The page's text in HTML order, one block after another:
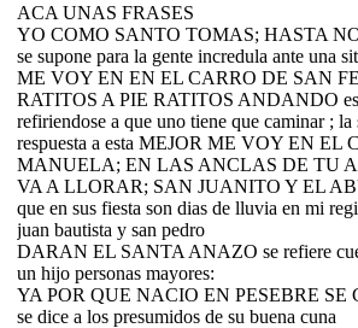
ACA UNAS FRASES
YO COMO SANTO TOMAS; HASTA
se supone para la gente incredula ante una
ME VOY EN EN EL CARRO DE SAN
RATITOS A PIE RATITOS ANDANDO es
refiriendose a que uno tiene que caminar ; la
respuesta a esta MEJOR ME VOY EN EL
MANUELA; EN LAS ANCLAS DE TU
VA A LLORAR; SAN JUANITO Y EL
que en sus fiesta son dias de lluvia en mi
juan bautista y san pedro
DARAN EL SANTA ANAZO se refiere
un hijo personas mayores:
YA POR QUE NACIO EN PESEBRE SE
se dice a los presumidos de su buena cuna